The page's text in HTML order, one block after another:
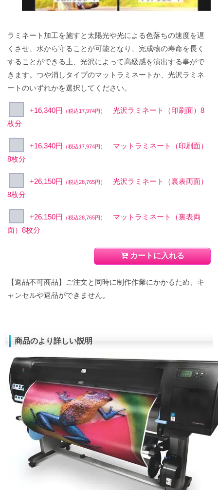
ラミネート加工を施すと太陽光や光による色落ちの速度を遅
くさせ、水から守ることが可能となり、完成物の寿命を長く
することができる上、光沢によって高級感を演出する事がで
きます。つや消しタイプのマットラミネートか、光沢ラミネ
ートのいずれかを選択してください。
+16,340円 （税込17,974円）
光沢ラミネート（印刷面）8
枚分
+16,340円 （税込17,974円）
マットラミネート（印刷面）
8枚分
+26,150円 （税込28,765円）
光沢ラミネート（裏表両面）
8枚分
+26,150円 （税込28,765円）
マットラミネート（裏表両
面）8枚分
カートに入れる
【返品不可商品】ご注文と同時に制作作業にかかるため、キ
ャンセルや返品ができません。
商品のより詳しい説明